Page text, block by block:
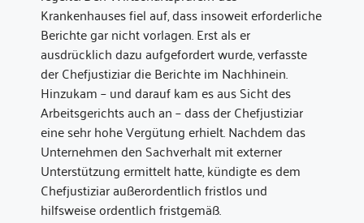
Krankenhauses fiel auf, dass insoweit erforderliche
Berichte gar nicht vorlagen. Erst als er
ausdrücklich dazu aufgefordert wurde, verfasste
der Chefjustiziar die Berichte im Nachhinein.
Hinzukam – und darauf kam es aus Sicht des
Arbeitsgerichts auch an – dass der Chefjustiziar
eine sehr hohe Vergütung erhielt. Nachdem das
Unternehmen den Sachverhalt mit externer
Unterstützung ermittelt hatte, kündigte es dem
Chefjustiziar außerordentlich fristlos und
hilfsweise ordentlich fristgemäß.